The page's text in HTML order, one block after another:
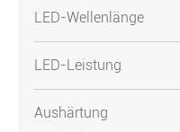
LED-Wellenlänge
LED-Leistung
Aushärtung